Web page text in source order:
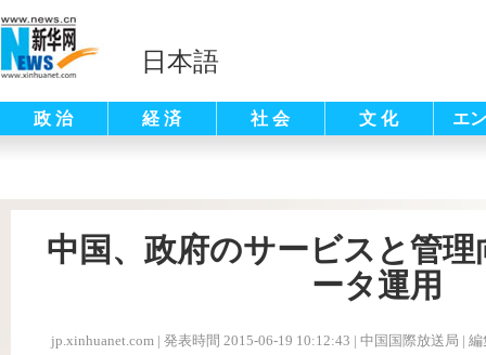
日本語
政 治 経 済 社 会 文 化 エ
中国、政府のサービスと管
ータ運用
jp.xinhuanet.com | 発表時間 2015-06-19 10:12:43 | 中国国際放送局 | 編